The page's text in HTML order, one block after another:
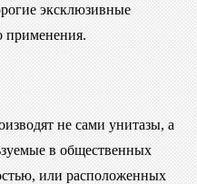
эксклюзивные
применения.
не сами унитазы, а
в общественных
или расположенных